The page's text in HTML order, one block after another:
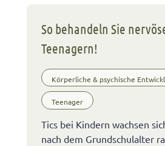
So behandeln Sie
Teenagern!
Körperliche & psychische
Teenager
Tics bei Kindern wachsen
nach dem Grundschulalter